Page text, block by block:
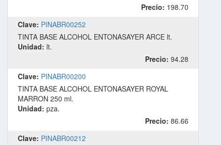
Precio: 198.70
Clave: PINABR00252
TINTA BASE ALCOHOL ENTONASAYER ARCE lt.
Unidad: lt.
Precio: 94.28
Clave: PINABR00200
TINTA BASE ALCOHOL ENTONASAYER ROYAL
MARRON 250 ml.
Unidad: pza.
Precio: 86.66
Clave: PINABR00212